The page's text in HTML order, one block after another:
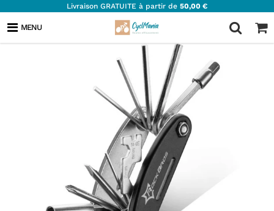
Livraison GRATUITE à partir de 50,00 €
MENU